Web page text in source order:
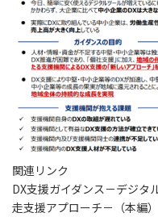
関連リンク
DX支援ガイダンス－デジタ
走支援アプローチ－（本編）